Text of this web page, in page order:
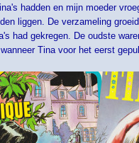
hadden en mijn moeder
liggen. De verzameling
had gekregen. De oudste
Tina voor het eerst